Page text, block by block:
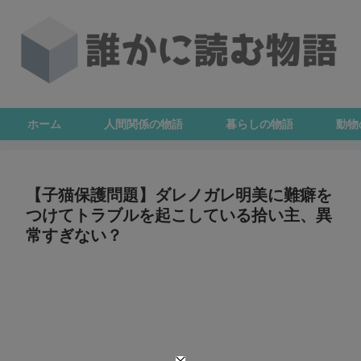
ホーム 人間関係の物語 暮らしの物語 動
【子猫保護問題】ダレノガレ明美に難癖を
つけてトラブルを起こしている拾い主、異
常すぎない？